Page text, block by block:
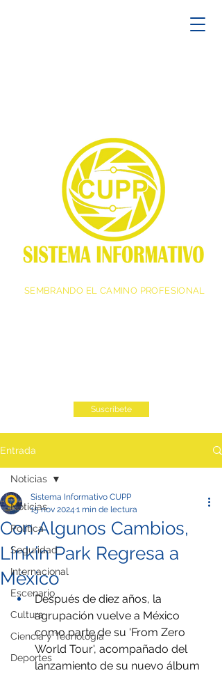
SEMBRANDO EL CAMINO PROFESIONAL
Suscribete
Entrada
Noticias
Política
Seguridad
Internacional
Escenario
Cultura
Ciencia y Tecnología
Deportes
Noticias
Con Algunos Cambios,
Linkin Park Regresa a
México
Sistema Informativo CUPP
15 nov 2024 1 min de lectura
Después de diez años, la
agrupación vuelve a México
como parte de su 'From Zero
World Tour', acompañado del
lanzamiento de su nuevo álbum